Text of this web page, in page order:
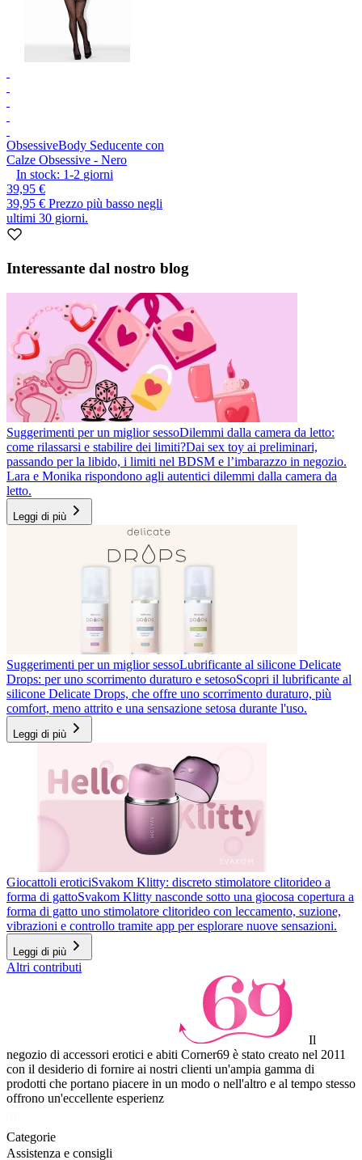
ObsessiveBody Seducente con
Calze Obsessive - Nero
In stock: 1-2 giorni
39,95 €
39,95 € Prezzo più basso negli
ultimi 30 giorni.
Interessante dal nostro blog
Suggerimenti per un miglior sessoDilemmi dalla camera da letto:
come rilassarsi e stabilire dei limiti?Dai sex toy ai preliminari,
passando per la libido, i limiti nel BDSM e l’imbarazzo in negozio.
Lara e Monika rispondono agli autentici dilemmi dalla camera da
letto.
Leggi di più
Suggerimenti per un miglior sessoLubrificante al silicone Delicate
Drops: per uno scorrimento duraturo e setosoScopri il lubrificante al
silicone Delicate Drops, che offre uno scorrimento duraturo, più
comfort, meno attrito e una sensazione setosa durante l'uso.
Leggi di più
Giocattoli eroticiSvakom Klitty: discreto stimolatore clitorideo a
forma di gattoSvakom Klitty nasconde sotto una giocosa copertura a
forma di gatto uno stimolatore clitorideo con leccamento, suzione,
vibrazioni e controllo tramite app per esplorare nuove sensazioni.
Leggi di più
Altri contributi
Il
negozio di accessori erotici e abiti Corner69 è stato creato nel 2011
con il desiderio di fornire ai nostri clienti un'ampia gamma di
prodotti che portano piacere in un modo o nell'altro e al tempo stesso
offrono un'eccellente esperienz
Categorie
Assistenza e consigli